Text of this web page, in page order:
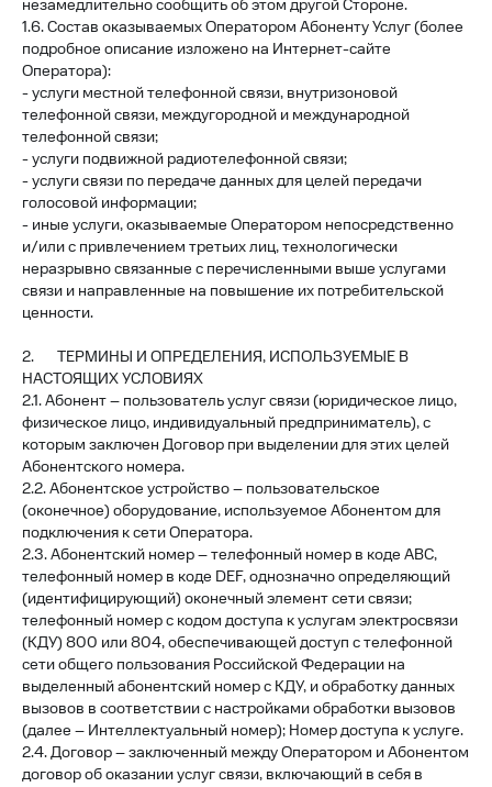
незамедлительно сообщить об этом другой Стороне.
1.6. Состав оказываемых Оператором Абоненту Услуг (более
подробное описание изложено на Интернет-сайте
Оператора):
- услуги местной телефонной связи, внутризоновой
телефонной связи, междугородной и международной
телефонной связи;
- услуги подвижной радиотелефонной связи;
- услуги связи по передаче данных для целей передачи
голосовой информации;
- иные услуги, оказываемые Оператором непосредственно
и/или с привлечением третьих лиц, технологически
неразрывно связанные с перечисленными выше услугами
связи и направленные на повышение их потребительской
ценности.
2. ТЕРМИНЫ И ОПРЕДЕЛЕНИЯ, ИСПОЛЬЗУЕМЫЕ В
НАСТОЯЩИХ УСЛОВИЯХ
2.1. Абонент – пользователь услуг связи (юридическое лицо,
физическое лицо, индивидуальный предприниматель), с
которым заключен Договор при выделении для этих целей
Абонентского номера.
2.2. Абонентское устройство – пользовательское
(оконечное) оборудование, используемое Абонентом для
подключения к сети Оператора.
2.3. Абонентский номер – телефонный номер в коде АВС,
телефонный номер в коде DEF, однозначно определяющий
(идентифицирующий) оконечный элемент сети связи;
телефонный номер с кодом доступа к услугам электросвязи
(КДУ) 800 или 804, обеспечивающей доступ с телефонной
сети общего пользования Российской Федерации на
выделенный абонентский номер с КДУ, и обработку данных
вызовов в соответствии с настройками обработки вызовов
(далее – Интеллектуальный номер); Номер доступа к услуге.
2.4. Договор – заключенный между Оператором и Абонентом
договор об оказании услуг связи, включающий в себя в